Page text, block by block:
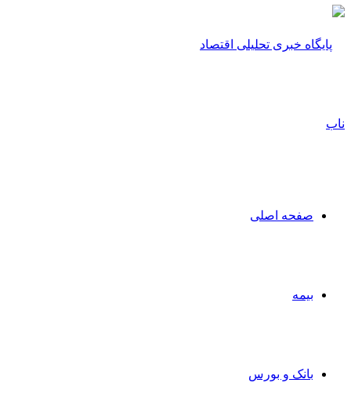
صفحه اصلی
بیمه
بانک و بورس